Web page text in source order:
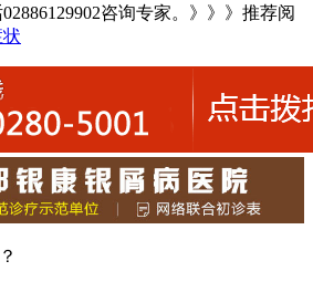
咨询专家。》》》推荐阅